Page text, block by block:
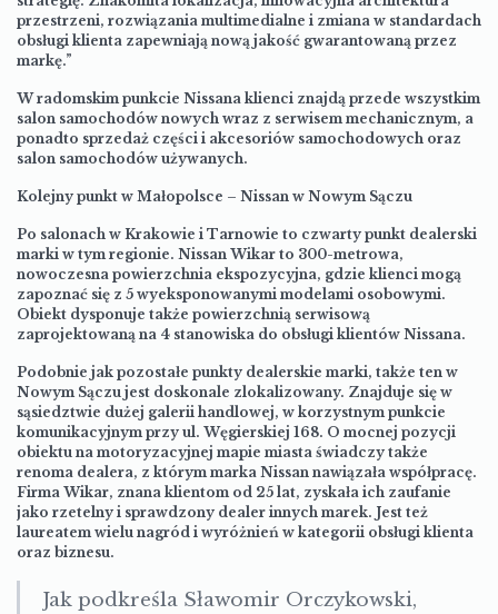
przestrzeni, rozwiązania multimedialne i zmiana w standardach
obsługi klienta zapewniają nową jakość gwarantowaną przez
markę.”
W radomskim punkcie Nissana klienci znajdą przede wszystkim
salon samochodów nowych wraz z serwisem mechanicznym, a
ponadto sprzedaż części i akcesoriów samochodowych oraz
salon samochodów używanych.
Kolejny punkt w Małopolsce – Nissan w Nowym Sączu
Po salonach w Krakowie i Tarnowie to czwarty punkt dealerski
marki w tym regionie. Nissan Wikar to 300-metrowa,
nowoczesna powierzchnia ekspozycyjna, gdzie klienci mogą
zapoznać się z 5 wyeksponowanymi modelami osobowymi.
Obiekt dysponuje także powierzchnią serwisową
zaprojektowaną na 4 stanowiska do obsługi klientów Nissana.
Podobnie jak pozostałe punkty dealerskie marki, także ten w
Nowym Sączu jest doskonale zlokalizowany. Znajduje się w
sąsiedztwie dużej galerii handlowej, w korzystnym punkcie
komunikacyjnym przy ul. Węgierskiej 168. O mocnej pozycji
obiektu na motoryzacyjnej mapie miasta świadczy także
renoma dealera, z którym marka Nissan nawiązała współpracę.
Firma Wikar, znana klientom od 25 lat, zyskała ich zaufanie
jako rzetelny i sprawdzony dealer innych marek. Jest też
laureatem wielu nagród i wyróżnień w kategorii obsługi klienta
oraz biznesu.
Jak podkreśla Sławomir Orczykowski,